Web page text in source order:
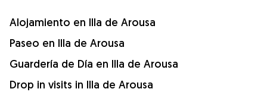
Alojamiento en Illa de Arousa
Paseo en Illa de Arousa
Guardería de Día en Illa de Arousa
Drop in visits in Illa de Arousa